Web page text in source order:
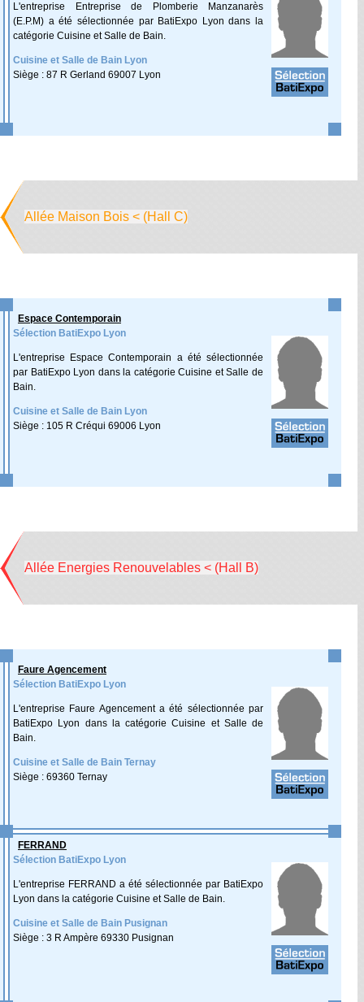
L'entreprise Entreprise de Plomberie Manzanarès
(E.P.M) a été sélectionnée par BatiExpo Lyon dans la
catégorie Cuisine et Salle de Bain.
Cuisine et Salle de Bain Lyon
Siège : 87 R Gerland 69007 Lyon
Allée Maison Bois < (Hall C)
Espace Contemporain
Sélection BatiExpo Lyon
L'entreprise Espace Contemporain a été sélectionnée
par BatiExpo Lyon dans la catégorie Cuisine et Salle de
Bain.
Cuisine et Salle de Bain Lyon
Siège : 105 R Créqui 69006 Lyon
Allée Energies Renouvelables < (Hall B)
Faure Agencement
Sélection BatiExpo Lyon
L'entreprise Faure Agencement a été sélectionnée par
BatiExpo Lyon dans la catégorie Cuisine et Salle de
Bain.
Cuisine et Salle de Bain Ternay
Siège : 69360 Ternay
FERRAND
Sélection BatiExpo Lyon
L'entreprise FERRAND a été sélectionnée par BatiExpo
Lyon dans la catégorie Cuisine et Salle de Bain.
Cuisine et Salle de Bain Pusignan
Siège : 3 R Ampère 69330 Pusignan